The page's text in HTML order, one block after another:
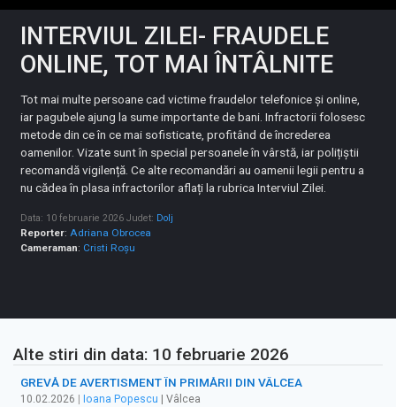
INTERVIUL ZILEI- FRAUDELE
ONLINE, TOT MAI ÎNTÂLNITE
Tot mai multe persoane cad victime fraudelor telefonice și online,
iar pagubele ajung la sume importante de bani. Infractorii folosesc
metode din ce în ce mai sofisticate, profitând de încrederea
oamenilor. Vizate sunt în special persoanele în vârstă, iar polițiștii
recomandă vigilență. Ce alte recomandări au oamenii legii pentru a
nu cădea în plasa infractorilor aflați la rubrica Interviul Zilei.
Data: 10 februarie 2026 Judet: Dolj
Reporter:Adriana Obrocea
Cameraman: Cristi Roșu
Alte stiri din data: 10 februarie 2026
GREVĂ DE AVERTISMENT ÎN PRIMĂRII DIN VÂLCEA
10.02.2026 Ioana Popescu | Vâlcea